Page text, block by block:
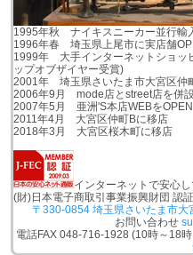
1995年秋 ナイキスニーカー並行輸
1996年春 埼玉県上尾市に実店舗
1999年 大手インターネットショッ
ップオブザイヤー受賞)
2001年 埼玉県さいたま市大宮区仲
2006年9月 mode店とstreet店を併設
2007年5月 亜洲'S本店WEBをOPEN
2011年4月 大宮区仲町Bに移店
2018年3月 大宮区桜木町に移店
インターネットで安心
(財)日本電子商取引事業振興財団 認
〒330-0854 埼玉県さいたま市
お問い合わせ
電話FAX 048-716-1928 (10時